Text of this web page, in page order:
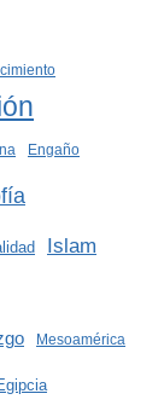
Engaño
Islam
Mesoamérica